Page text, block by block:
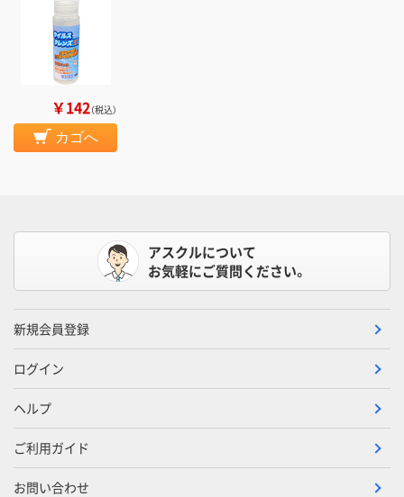
￥142（税込）
カゴへ
アスクルについて
お気軽にご質問ください。
新規会員登録
ログイン
ヘルプ
ご利用ガイド
お問い合わせ